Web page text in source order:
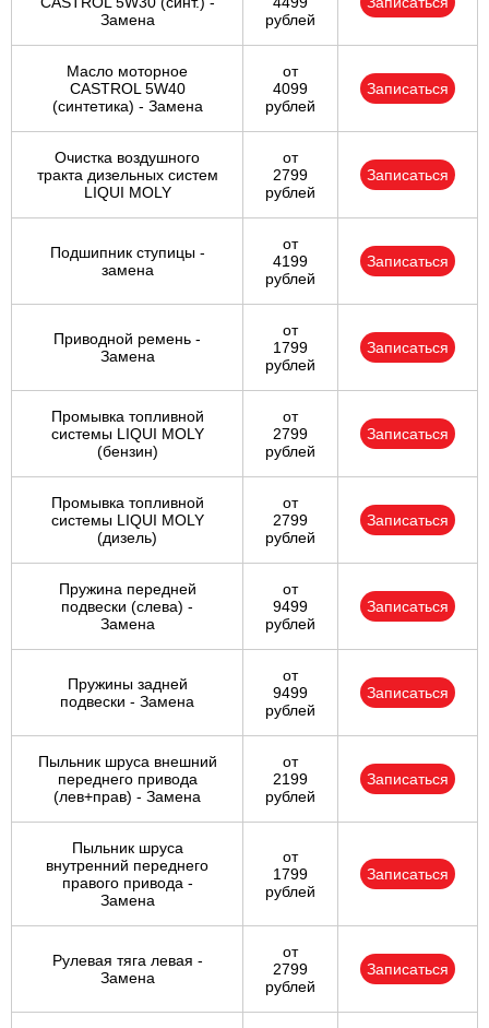
Замена
рублей
Масло моторное
CASTROL 5W40
(синтетика) - Замена
от
4099
рублей
Записаться
Очистка воздушного
тракта дизельных систем
LIQUI MOLY
от
2799
рублей
Записаться
Подшипник ступицы -
замена
от
4199
рублей
Записаться
Приводной ремень -
Замена
от
1799
рублей
Записаться
Промывка топливной
системы LIQUI MOLY
(бензин)
от
2799
рублей
Записаться
Промывка топливной
системы LIQUI MOLY
(дизель)
от
2799
рублей
Записаться
Пружина передней
подвески (слева) -
Замена
от
9499
рублей
Записаться
Пружины задней
подвески - Замена
от
9499
рублей
Записаться
Пыльник шруса внешний
переднего привода
(лев+прав) - Замена
от
2199
рублей
Записаться
Пыльник шруса
внутренний переднего
правого привода -
Замена
от
1799
рублей
Записаться
Рулевая тяга левая -
Замена
от
2799
рублей
Записаться